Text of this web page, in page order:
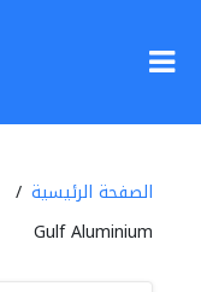
الصفحة الرئيسية
Gulf Aluminium